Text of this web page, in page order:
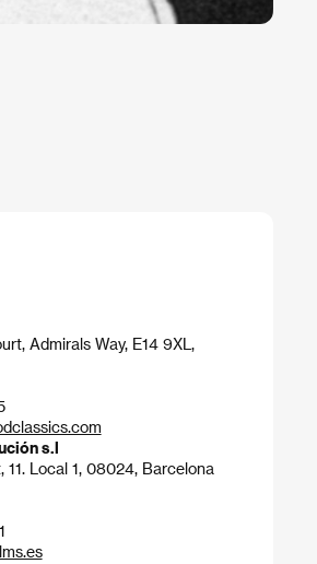
Admirals Way, E14 9XL,
s.l
Local 1, 08024, Barcelona